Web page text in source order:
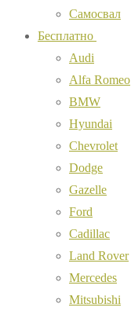
Самосвал
Бесплатно
Audi
Alfa Romeo
BMW
Hyundai
Chevrolet
Dodge
Gazelle
Ford
Cadillac
Land Rover
Mercedes
Mitsubishi